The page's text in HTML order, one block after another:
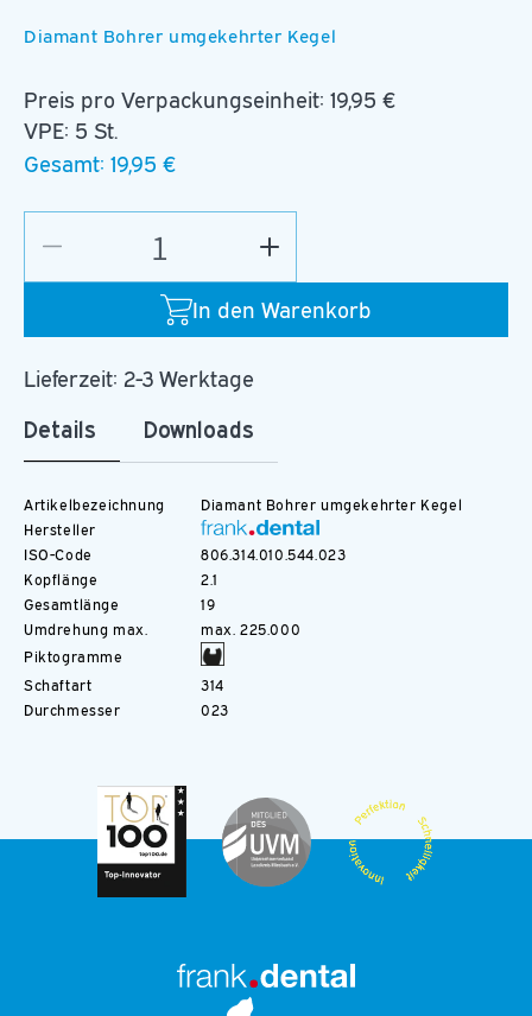
Diamant Bohrer umgekehrter Kegel
Preis pro Verpackungseinheit: 19,95 €
VPE: 5 St.
Gesamt: 19,95 €
In den Warenkorb
die
für
Erhöhe
die
Menge
für
Lieferzeit: 2-3 Werktage
Details
Downloads
Artikelbezeichnung
Diamant Bohrer umgekehrter Kegel
Hersteller
ISO-Code
806.314.010.544.023
Kopflänge
2.1
Gesamtlänge
19
Umdrehung max.
max. 225.000
Piktogramme
Schaftart
314
Durchmesser
023